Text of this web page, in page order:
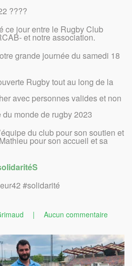
????
ce jour entre le Rugby Club
et notre association.
grande journée du samedi 18
Rugby tout au long de la
avec personnes valides et non
monde de rugby 2023
du club pour son soutien et
pour son accueil et sa
#solidarité
| Aucun commentairesur
pour